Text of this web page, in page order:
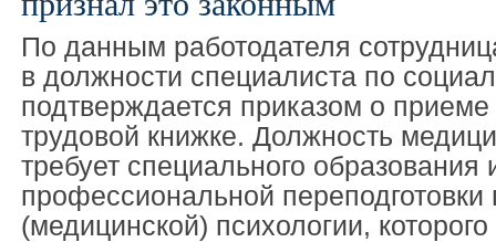
По данным работодателя
в должности специалиста по
подтверждается приказом о
трудовой книжке. Должность
требует специального образования
профессиональной переподготовки
(медицинской) психологии, которого